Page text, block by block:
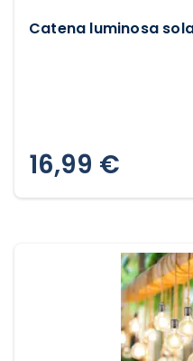
Catena luminosa
16,99 €